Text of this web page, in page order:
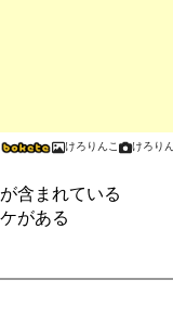
けろりんこ けろり
含まれている
がある